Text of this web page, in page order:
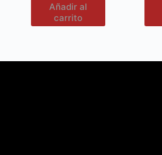
Añadir al
carrito